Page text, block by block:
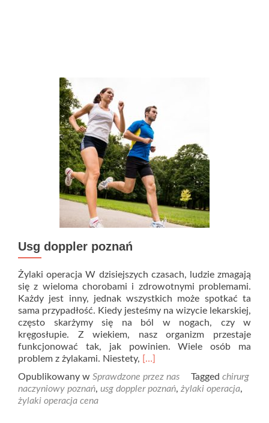
Usg doppler poznań
Żylaki operacja W dzisiejszych czasach, ludzie zmagają
się z wieloma chorobami i zdrowotnymi problemami.
Każdy jest inny, jednak wszystkich może spotkać ta
sama przypadłość. Kiedy jesteśmy na wizycie lekarskiej,
często skarżymy się na ból w nogach, czy w
kręgosłupie. Z wiekiem, nasz organizm przestaje
funkcjonować tak, jak powinien. Wiele osób ma
problem z żylakami. Niestety, Read
about
Usg
[…]
Opublikowany w Sprawdzone przez nas Tagged chirurg
naczyniowy poznań, usg doppler poznań, żylaki operacja,
żylaki operacja cena